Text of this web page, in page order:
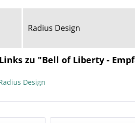
Radius Design
zu "Bell of Liberty -
Design